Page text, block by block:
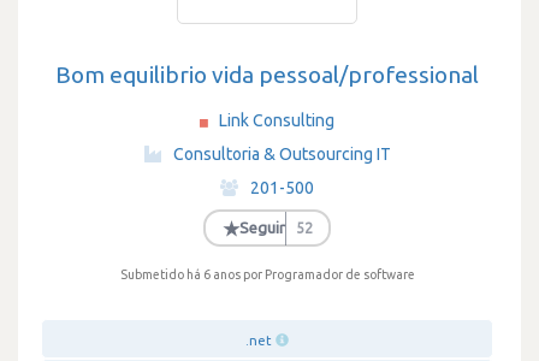
Bom equilibrio vida pessoal/professional
Link Consulting
·
Consultoria & Outsourcing IT
·
201-500
·
★Seguir 52
Submetido há 6 anos por Programador de software
.net